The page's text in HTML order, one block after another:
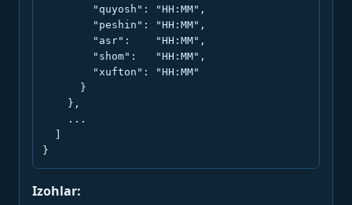
        "quyosh": "HH:MM",
        "peshin": "HH:MM",
        "asr":    "HH:MM",
        "shom":   "HH:MM",
        "xufton": "HH:MM"
      }
    },
    ...
}
Izohlar: